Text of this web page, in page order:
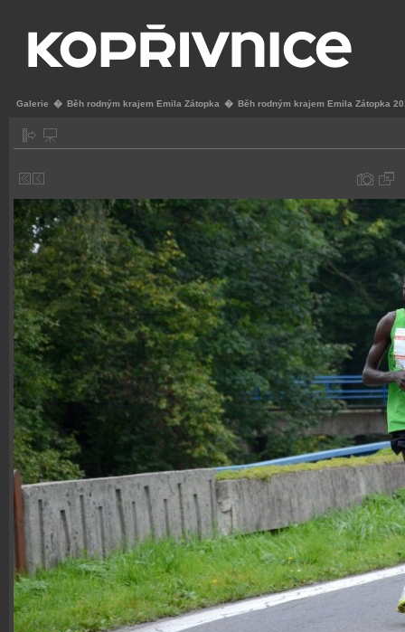
Galerie � Běh rodným krajem Emila Zátopka � Běh rodným krajem Emila Zátopka